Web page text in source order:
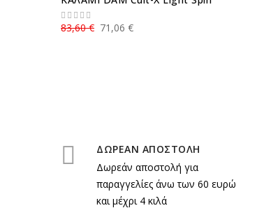
71,06 €
83,60 €
ΔΩΡΕΑΝ ΑΠΟΣΤΟΛΗ
Δωρεάν αποστολή για
παραγγελίες άνω των 60 ευρώ
και μέχρι 4 κιλά